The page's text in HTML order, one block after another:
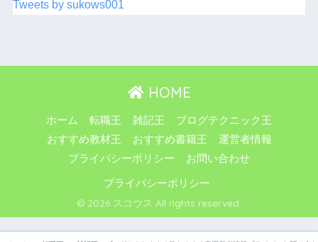
Tweets by sukows001
HOME
ホーム 転職王 雑記王
ブログテクニック王
おすすめ教材王
おすすめ書籍王
運営者情報
プライバシーポリシー
お問い合わせ
プライバシーポリシー
© 2026 スコウス All rights reserved.